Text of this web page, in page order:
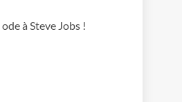
à Steve Jobs !